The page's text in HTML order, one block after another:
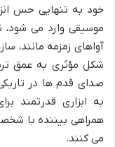
خود به تنهایی حس
موسیقی وارد می شود،
آواهای زمزمه مانند،
شکل مؤثری به عمق
صدای قدم ها در
به ابزاری
همراهی بیننده با
می کنند.